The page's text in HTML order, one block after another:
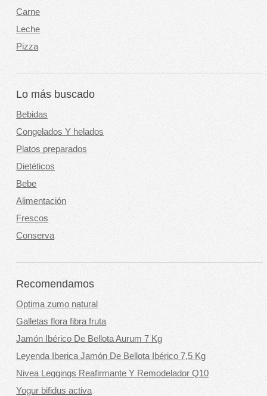
Carne
Leche
Pizza
Lo más buscado
Bebidas
Congelados Y helados
Platos preparados
Dietéticos
Bebe
Alimentación
Frescos
Conserva
Recomendamos
Optima zumo natural
Galletas flora fibra fruta
Jamón Ibérico De Bellota Aurum 7 Kg
Leyenda Iberica Jamón De Bellota Ibérico 7,5 Kg
Nivea Leggings Reafirmante Y Remodelador Q10
Yogur bifidus activa